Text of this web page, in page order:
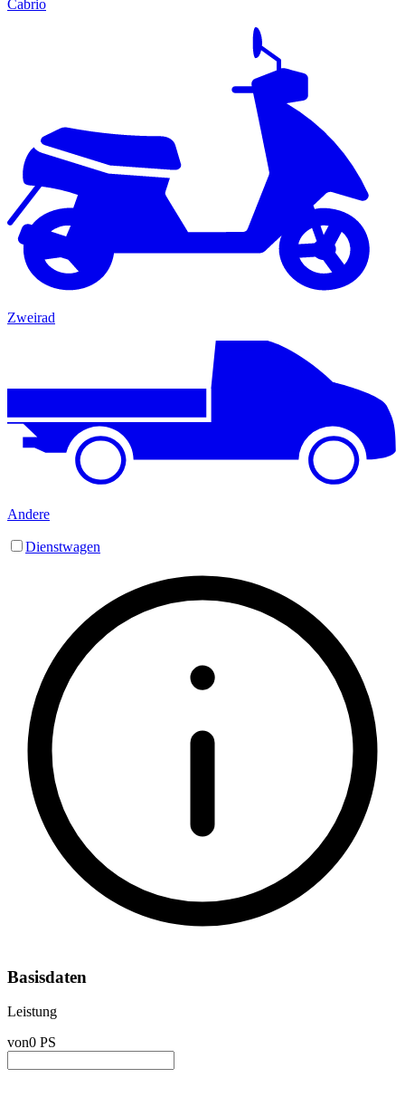
Cabrio
Zweirad
Andere
Dienstwagen
Basisdaten
Leistung
von0 PS